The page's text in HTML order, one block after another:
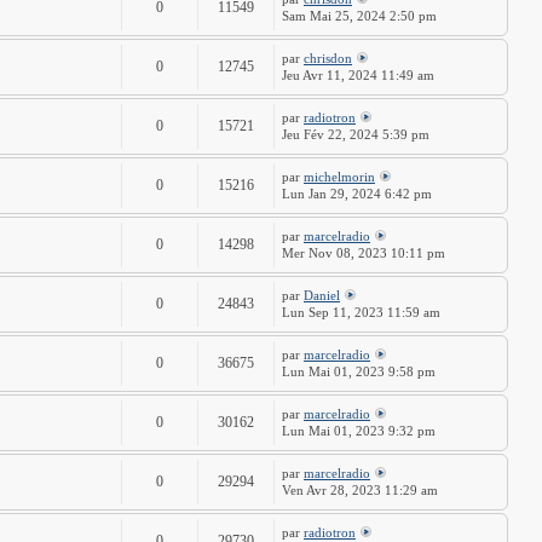
0 11549
Sam Mai 25, 2024 2:50 pm
0 12745 par chrisdon
Jeu Avr 11, 2024 11:49 am
0 15721 par radiotron
Jeu Fév 22, 2024 5:39 pm
0 15216 par michelmorin
Lun Jan 29, 2024 6:42 pm
0 14298 par marcelradio
Mer Nov 08, 2023 10:11 pm
0 24843 par Daniel
Lun Sep 11, 2023 11:59 am
0 36675 par marcelradio
Lun Mai 01, 2023 9:58 pm
0 30162 par marcelradio
Lun Mai 01, 2023 9:32 pm
0 29294 par marcelradio
Ven Avr 28, 2023 11:29 am
par radiotron